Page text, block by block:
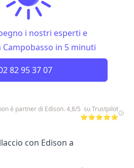
i nostri esperti e
Campobasso in 5 minuti
82 95 37 07
è partner di Edison. 4,8/5 su Trustpilot
⭐⭐⭐⭐⭐
con Edison a